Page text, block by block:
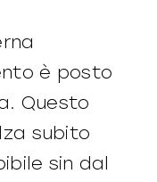
è posto
Questo
subito
sin dal